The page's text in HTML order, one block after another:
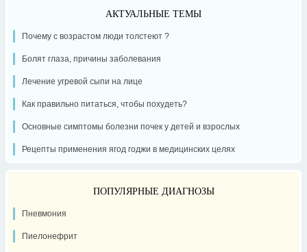
АКТУАЛЬНЫЕ ТЕМЫ
Почему с возрастом люди толстеют ?
Болят глаза, причины заболевания
Лечение угревой сыпи на лице
Как правильно питаться, чтобы похудеть?
Основные симптомы болезни почек у детей и взрослых
Рецепты применения ягод годжи в медицинских целях
ПОПУЛЯРНЫЕ ДИАГНОЗЫ
Пневмония
Пиелонефрит